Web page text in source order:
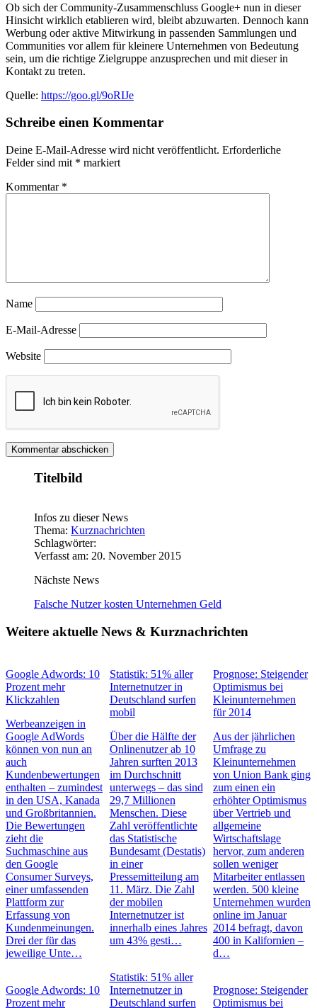
Ob sich der Community-Zusammenschluss Google+ nun in dieser
Hinsicht wirklich etablieren wird, bleibt abzuwarten. Dennoch kann
Werbung oder aktive Mitwirkung in passenden Sammlungen und
Communities vor allem für kleinere Unternehmen von Bedeutung
sein, um die richtige Zielgruppe anzusprechen und mit dieser in
Kontakt zu treten.
Quelle: https://goo.gl/9oRIJe
Schreibe einen Kommentar
Deine E-Mail-Adresse wird nicht veröffentlicht. Erforderliche
Felder sind mit * markiert
Kommentar *
Name
E-Mail-Adresse
Website
Titelbild
Infos zu dieser News
Thema: Kurznachrichten
Schlagwörter:
Verfasst am: 20. November 2015
Nächste News
Falsche Nutzer kosten Unternehmen Geld
Weitere aktuelle News & Kurznachrichten
Google Adwords: 10
Prozent mehr
Klickzahlen
Werbeanzeigen in
Google AdWords
können von nun an
auch
Kundenbewertungen
enthalten – zumindest
in den USA, Kanada
und Großbritannien.
Die Bewertungen
zieht die
Suchmaschine aus
den Google
Consumer Surveys,
einer umfassenden
Plattform zur
Erfassung von
Kundenmeinungen.
Drei der für das
jeweilige Unte…
Google Adwords: 10
Prozent mehr
Statistik: 51% aller
Internetnutzer in
Deutschland surfen
mobil
Über die Hälfte der
Onlinenutzer ab 10
Jahren surften 2013
im Durchschnitt
unterwegs – das sind
29,7 Millionen
Menschen. Diese
Zahl veröffentlichte
das Statistische
Bundesamt (Destatis)
in einer
Pressemitteilung am
11. März. Die Zahl
der mobilen
Internetnutzer ist
innerhalb eines Jahres
um 43% gesti…
Statistik: 51% aller
Internetnutzer in
Deutschland surfen
Prognose: Steigender
Optimismus bei
Kleinunternehmen
für 2014
Aus der jährlichen
Umfrage zu
Kleinunternehmen
von Union Bank ging
zum einen ein
erhöhter Optimismus
über Vertrieb und
allgemeine
Wirtschaftslage
hervor, zum anderen
sollen weniger
Mitarbeiter entlassen
werden. 500 kleine
Unternehmen wurden
online im Januar
2014 befragt, davon
400 in Kalifornien –
d…
Prognose: Steigender
Optimismus bei